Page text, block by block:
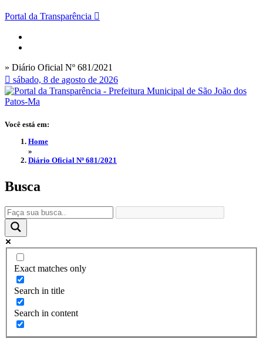
Portal da Transparência
» Diário Oficial Nº 681/2021
sábado, 8 de agosto de 2026
Você está em:
Home
»
Diário Oficial Nº 681/2021
Busca
Exact matches only
Search in title
Search in content